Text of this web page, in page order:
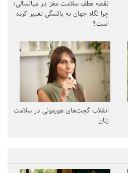
نقطه عطف سلامت مغز در میانسالی؛
چرا نگاه جهان به یائسگی تغییر کرده
است؟
انقلاب گجت‌های هورمونی در سلامت
زنان